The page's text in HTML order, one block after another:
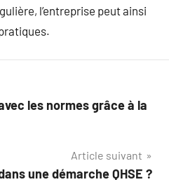
l’entreprise peut ainsi
les normes grâce à la
Article suivant
une démarche QHSE ?